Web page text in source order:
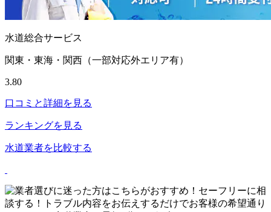
水道総合サービス
関東・東海・関西（一部対応外エリア有）
3.80
口コミと詳細を見る
ランキングを見る
水道業者を比較する